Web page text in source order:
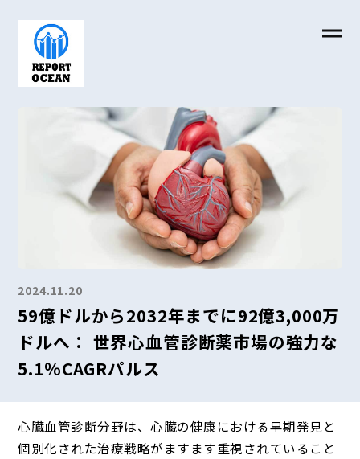
2024.11.20
59億ドルから2032年までに92億3,000万
ドルへ： 世界心血管診断薬市場の強力な
5.1％CAGRパルス
心臓血管診断分野は、心臓の健康における早期発見と
個別化された治療戦略がますます重視されていること